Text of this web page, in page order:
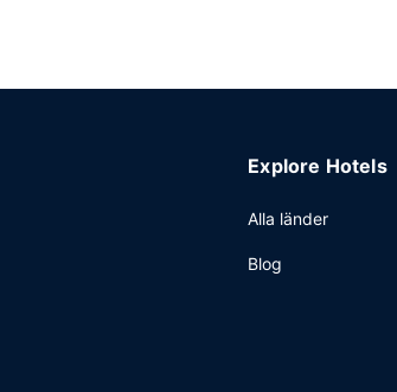
Explore Hotels
Alla länder
Blog